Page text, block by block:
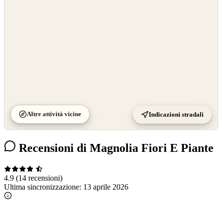
Altre attività vicine Indicazioni stradali
Recensioni di Magnolia Fiori E Piante
4.9 (14 recensioni)
Ultima sincronizzazione: 13 aprile 2026